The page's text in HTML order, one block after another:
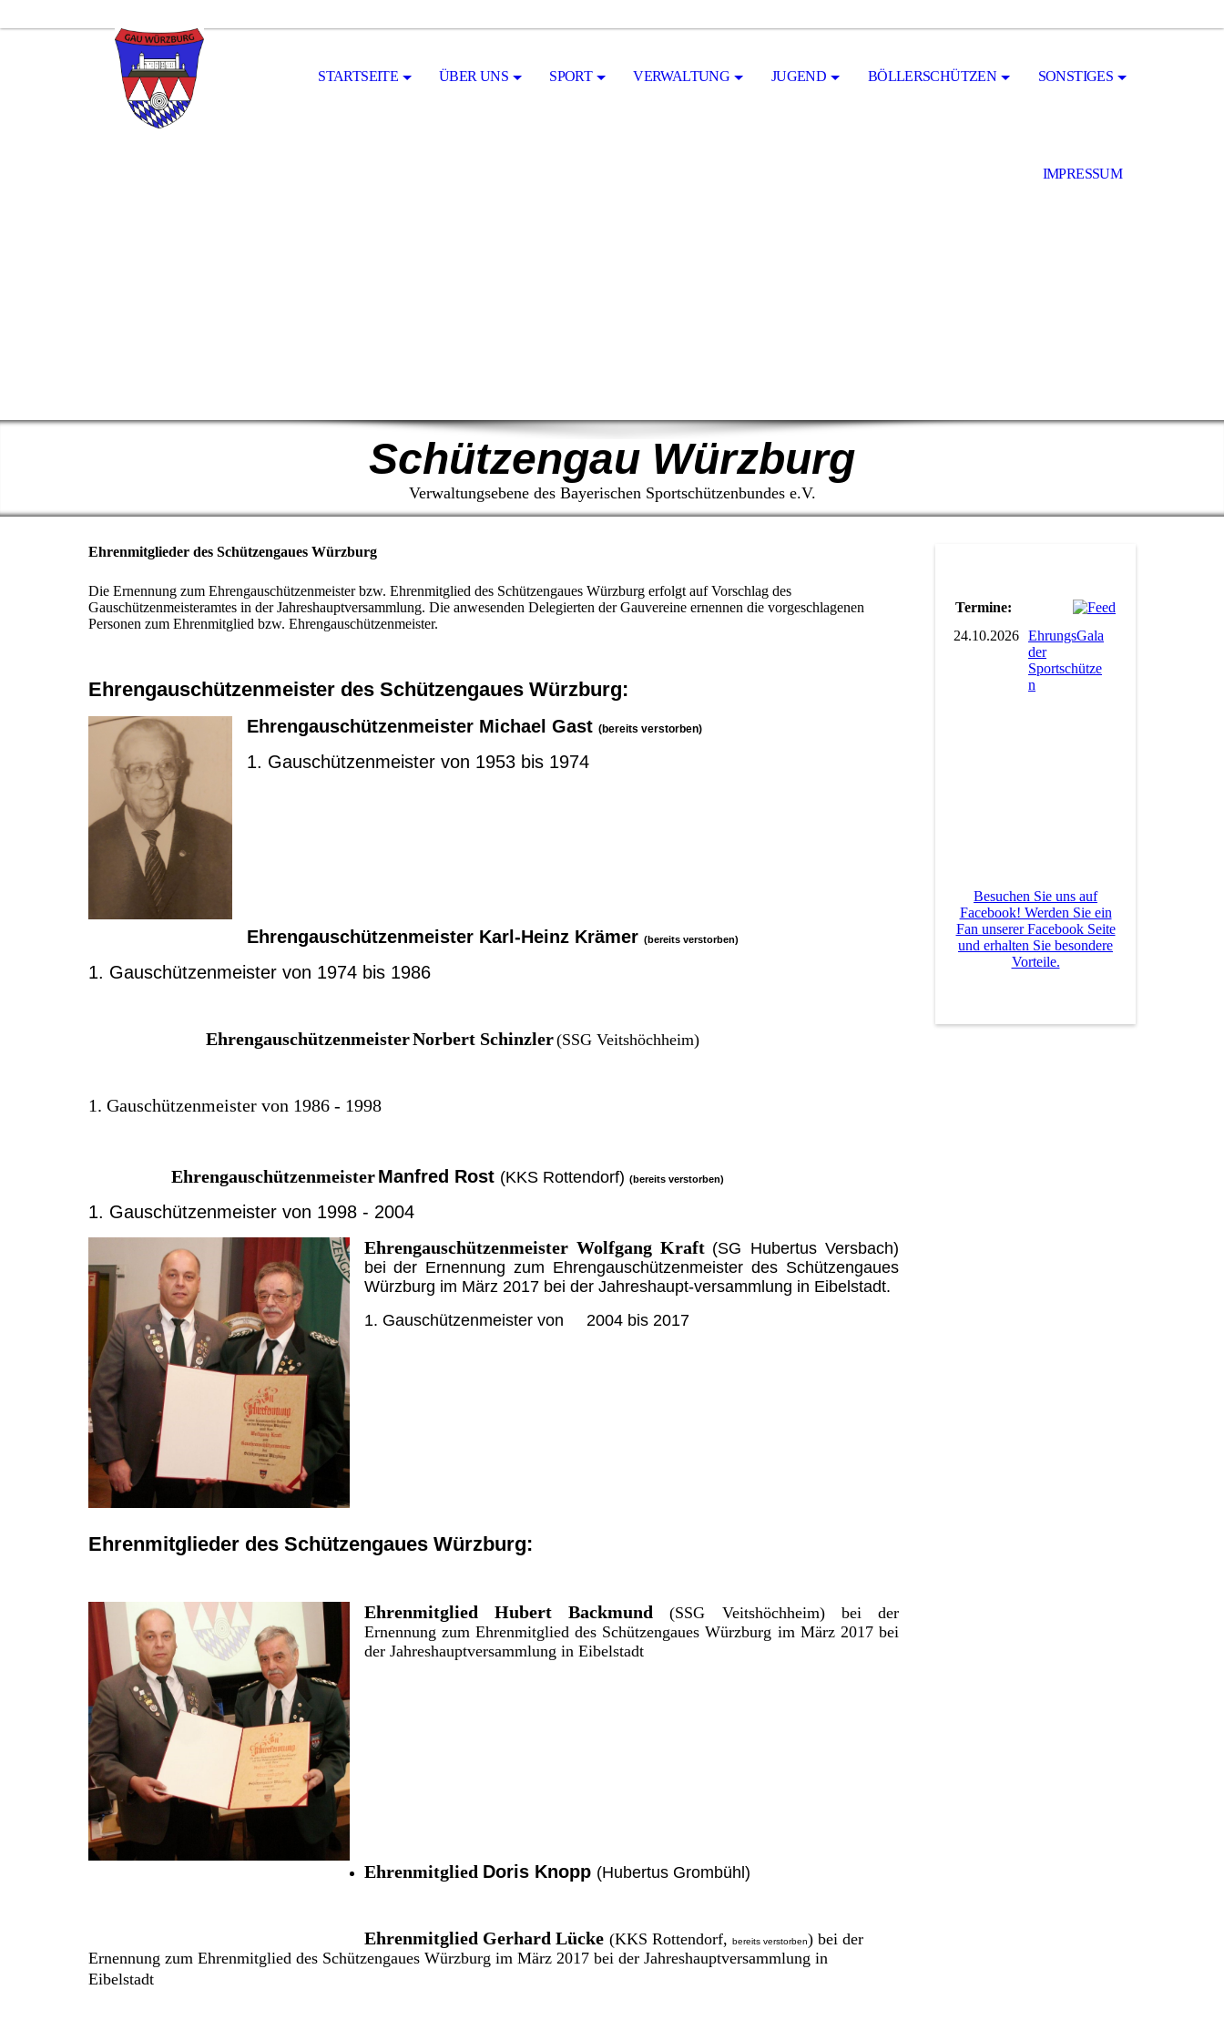
STARTSEITE ÜBER UNS SPORT VERWALTUNG JUGEND BÖLLERSCHÜTZEN SONSTIGES
IMPRESSUM
Schützengau Würzburg
Verwaltungsebene des Bayerischen Sportschützenbundes e.V.
Ehrenmitglieder des Schützengaues Würzburg
Die Ernennung zum Ehrengauschützenmeister bzw. Ehrenmitglied des Schützengaues Würzburg erfolgt auf Vorschlag des
Gauschützenmeisteramtes in der Jahreshauptversammlung. Die anwesenden Delegierten der Gauvereine ernennen die vorgeschlagenen
Personen zum Ehrenmitglied bzw. Ehrengauschützenmeister.
Ehrengauschützenmeister des Schützengaues Würzburg:
Ehrengauschützenmeister Michael Gast(bereits verstorben)
1. Gauschützenmeister von 1953 bis 1974
Ehrengauschützenmeister Karl-Heinz Krämer(bereits verstorben)
1. Gauschützenmeister von 1974 bis 1986
EhrengauschützenmeisterNorbert Schinzler(SSG Veitshöchheim)
1. Gauschützenmeister von 1986 - 1998
EhrengauschützenmeisterManfred Rost (KKS Rottendorf) (bereits verstorben)
1. Gauschützenmeister von 1998 - 2004
Ehrengauschützenmeister Wolfgang Kraft (SG Hubertus Versbach)
bei der Ernennung zum Ehrengauschützenmeister des Schützengaues
Würzburg im März 2017 bei der Jahreshaupt-versammlung in Eibelstadt.
1. Gauschützenmeister von 2004 bis 2017
Ehrenmitglieder des Schützengaues Würzburg:
Ehrenmitglied Hubert Backmund (SSG Veitshöchheim) bei der
Ernennung zum Ehrenmitglied des Schützengaues Würzburg im März 2017 bei
der Jahreshauptversammlung in Eibelstadt
Ehrenmitglied Doris Knopp (Hubertus Grombühl)
Ehrenmitglied Gerhard Lücke (KKS Rottendorf, bereits verstorben) bei der
Ernennung zum Ehrenmitglied des Schützengaues Würzburg im März 2017 bei der Jahreshauptversammlung in
Eibelstadt
Termine:
24.10.2026 EhrungsGala
der
Sportschütze
n
Besuchen Sie uns auf
Facebook! Werden Sie ein
Fan unserer Facebook Seite
und erhalten Sie besondere
Vorteile.